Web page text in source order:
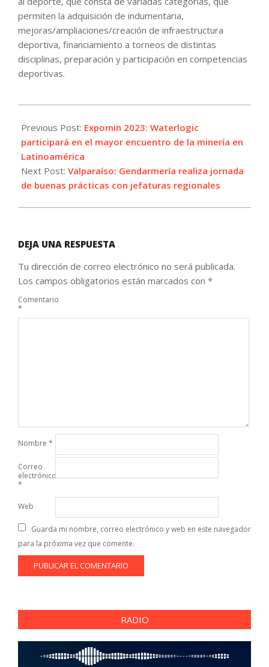
permiten la adquisición de indumentaria,
mejoras/ampliaciones/creación de infraestructura
deportiva, financiamiento a torneos de distintas
disciplinas, preparación y participación en competencias
deportivas.
04-
24
Previous Post: Expomin 2023: Waterlogic
participará en el mayor encuentro de la minería en
Latinoamérica
Next Post: Valparaíso: Gendarmería realiza jornada
de buenas prácticas con jefaturas regionales
DEJA UNA RESPUESTA
Tu dirección de correo electrónico no será publicada.
Los campos obligatorios están marcados con *
Comentario
*
Nombre *
Correo
electrónico
*
Web
Guarda mi nombre, correo electrónico y web en este navegador
para la próxima vez que comente.
RADIO